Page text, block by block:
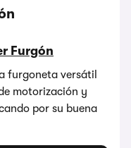
Furgón
furgoneta versátil
motorización y
por su buena